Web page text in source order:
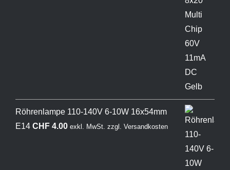
Röhrenlampe 110-140V 6-10W 16x54mm
E14 CHF4.00 exkl. MwSt. zzgl. Versandkosten